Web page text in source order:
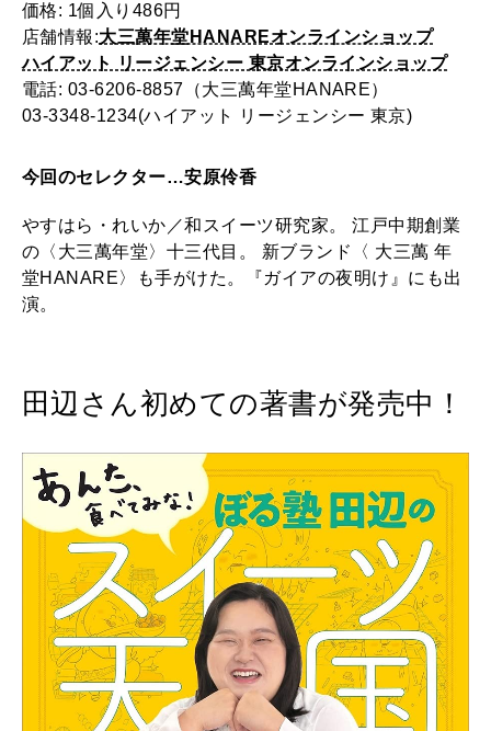
価格: 1個入り486円
店舗情報:大三萬年堂HANAREオンラインショップ
ハイアット リージェンシー 東京オンラインショップ
電話: 03-6206-8857（大三萬年堂HANARE）
03-3348-1234(ハイアット リージェンシー 東京)
今回のセレクター…安原伶香
やすはら・れいか／和スイーツ研究家。 江戸中期創業
の〈大三萬年堂〉十三代目。 新ブランド〈 大三萬 年
堂HANARE〉も手がけた。『ガイアの夜明け』にも出
演。
田辺さん初めての著書が発売中！